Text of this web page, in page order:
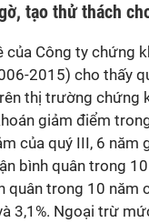
tạo thử thách
của Công ty chứng
2015) cho thấy
thị trường chứng
giảm điểm
của quý III, 6 năm
bình quân trong
quân trong 10 năm
3,1%. Ngoại trừ